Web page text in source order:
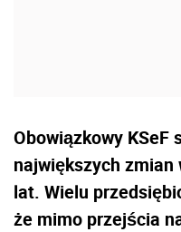
Obowiązkowy KSeF
największych zmian
lat. Wielu
że mimo przejścia